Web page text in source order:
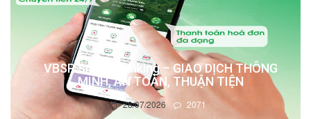
VBSP Smart Banking – GIAO DỊCH THÔNG
MINH, AN TOÀN, THUẬN TIỆN
28/07/2026 2071